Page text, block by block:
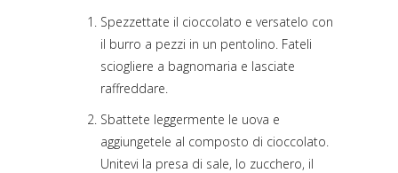
Spezzettate il cioccolato e versatelo con
il burro a pezzi in un pentolino. Fateli
sciogliere a bagnomaria e lasciate
raffreddare.
Sbattete leggermente le uova e
aggiungetele al composto di cioccolato.
Unitevi la presa di sale, lo zucchero, il